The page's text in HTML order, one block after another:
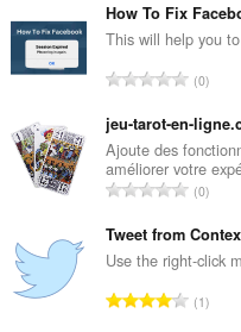
е
н
о
к
:
е
г
о
е
н
о
к
:
How To Fix
This will help you
В
е
г
о
о
е
н
о
к
0
jeu-tarot-en-
Ajoute des
améliorer votre
В
е
г
о
0
Tweet from
Use the right-click
В1